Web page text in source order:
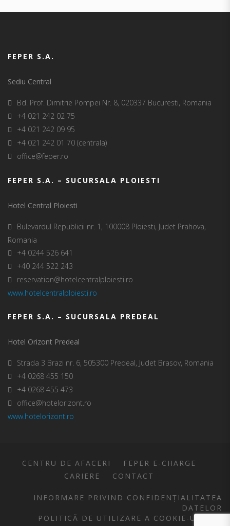
FEPER S.A.
Sediu Central
Bd. Prof. Dimitrie Pompei Nr. 8, 020337 Bucuresti, Romania
+4 021 242 02 75
+4 021 242 09 95
+4 021 242 01 70 (centrala)
office@feper.ro
FEPER S.A. – SUCURSALA PLOIESTI
Hotel Central Ploiesti
Bulevardul Republicii nr. 1, 100008 Ploiesti, Judet Prahova,
Romania
+4 0244 526 641
+40 244 522 243
reservation@hotelcentralploiesti.ro
www.hotelcentralploiesti.ro
FEPER S.A. – SUCURSALA PREDEAL
Hotel Orizont Predeal
Strada 3 Brazi nr. 6, 505300 Predeal, Judet Brasov, Romania
+4 0268 455 150
+4 0268 455 473
office@hotelorizont.ro
www.hotelorizont.ro
CENTRU DE AFACERI
FEPER E-CHARGE
CARIERE
CONTACT
INFORMARE PRIVIND CONFIDENȚIALITATEA
DATELOR
POLITICĂ DE UTILIZARE A COOKIE-URILOR